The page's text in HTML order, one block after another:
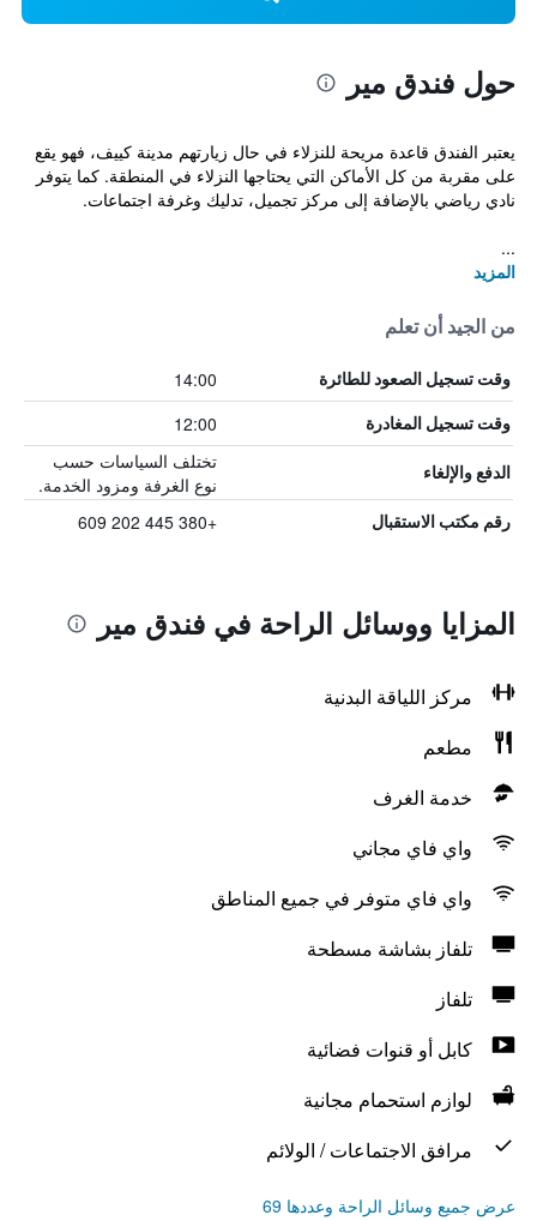
حول فندق مير
يعتبر الفندق قاعدة مريحة للنزلاء في حال زيارتهم مدينة كييف، فهو يقع
على مقربة من كل الأماكن التي يحتاجها النزلاء في المنطقة. كما يتوفر
نادي رياضي بالإضافة إلى مركز تجميل، تدليك وغرفة اجتماعات.
...
المزيد
من الجيد أن تعلم
وقت تسجيل الصعود للطائرة 14:00
وقت تسجيل المغادرة 12:00
الدفع والإلغاء
تختلف السياسات حسب
نوع الغرفة ومزود الخدمة.
رقم مكتب الاستقبال +380 445 202 609
المزايا ووسائل الراحة في فندق مير
مركز اللياقة البدنية
مطعم
خدمة الغرف
واي فاي مجاني
واي فاي متوفر في جميع المناطق
تلفاز بشاشة مسطحة
تلفاز
كابل أو قنوات فضائية
لوازم استحمام مجانية
مرافق الاجتماعات / الولائم
عرض جميع وسائل الراحة وعددها 69